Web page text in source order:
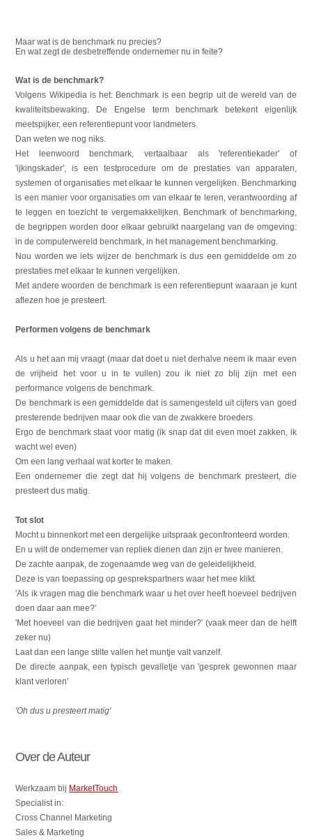
Maar wat is de benchmark nu precies?
En wat zegt de desbetreffende ondernemer nu in feite?
Wat is de benchmark?
Volgens Wikipedia is het: Benchmark is een begrip uit de wereld van de
kwaliteitsbewaking. De Engelse term benchmark betekent eigenlijk
meetspijker, een referentiepunt voor landmeters.
Dan weten we nog niks.
Het leenwoord benchmark, vertaalbaar als 'referentiekader' of
'ijkingskader', is een testprocedure om de prestaties van apparaten,
systemen of organisaties met elkaar te kunnen vergelijken. Benchmarking
is een manier voor organisaties om van elkaar te leren, verantwoording af
te leggen en toezicht te vergemakkelijken. Benchmark of benchmarking,
de begrippen worden door elkaar gebruikt naargelang van de omgeving:
in de computerwereld benchmark, in het management benchmarking.
Nou worden we iets wijzer de benchmark is dus een gemiddelde om zo
prestaties met elkaar te kunnen vergelijken.
Met andere woorden de benchmark is een referentiepunt waaraan je kunt
aflezen hoe je presteert.
Performen volgens de benchmark
Als u het aan mij vraagt (maar dat doet u niet derhalve neem ik maar even
de vrijheid het voor u in te vullen) zou ik niet zo blij zijn met een
performance volgens de benchmark.
De benchmark is een gemiddelde dat is samengesteld uit cijfers van goed
presterende bedrijven maar ook die van de zwakkere broeders.
Ergo de benchmark staat voor matig (ik snap dat dit even moet zakken, ik
wacht wel even)
Om een lang verhaal wat korter te maken.
Een ondernemer die zegt dat hij volgens de benchmark presteert, die
presteert dus matig.
Tot slot
Mocht u binnenkort met een dergelijke uitspraak geconfronteerd worden.
En u wilt de ondernemer van repliek dienen dan zijn er twee manieren.
De zachte aanpak, de zogenaamde weg van de geleidelijkheid.
Deze is van toepassing op gesprekspartners waar het mee klikt.
'Als ik vragen mag die benchmark waar u het over heeft hoeveel bedrijven
doen daar aan mee?'
'Met hoeveel van die bedrijven gaat het minder?' (vaak meer dan de helft
zeker nu)
Laat dan een lange stilte vallen het muntje valt vanzelf.
De directe aanpak, een typisch gevalletje van 'gesprek gewonnen maar
klant verloren'
'Oh dus u presteert matig'
Over de Auteur
Werkzaam bij MarketTouch
Specialist in:
Cross Channel Marketing
Sales & Marketing